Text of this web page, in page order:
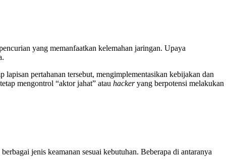
yang memanfaatkan kelemahan jaringan. Upaya
pertahanan tersebut, mengimplementasikan kebijakan dan
mengontrol “aktor jahat” atau hackeryang berpotensi melakukan
jenis keamanan sesuai kebutuhan. Beberapa di antaranya